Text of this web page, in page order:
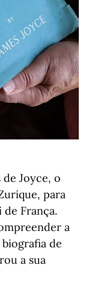
Joyce, o
para
de França.
a
de
a sua